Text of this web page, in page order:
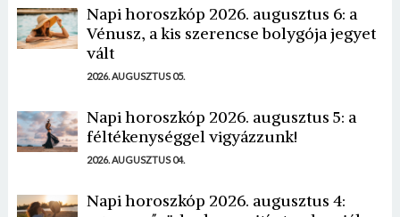
Napi horoszkóp 2026. augusztus 6: a
Vénusz, a kis szerencse bolygója jegyet
vált
2026. AUGUSZTUS 05.
Napi horoszkóp 2026. augusztus 5: a
féltékenységgel vigyázzunk!
2026. AUGUSZTUS 04.
Napi horoszkóp 2026. augusztus 4: